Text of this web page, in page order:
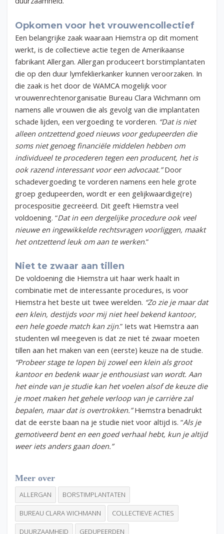
Opkomen voor het vrouwencollectief
Een belangrijke zaak waaraan Hiemstra op dit moment
werkt, is de collectieve actie tegen de Amerikaanse
fabrikant Allergan. Allergan produceert borstimplantaten
die op den duur lymfeklierkanker kunnen veroorzaken. In
die zaak is het door de WAMCA mogelijk voor
vrouwenrechtenorganisatie Bureau Clara Wichmann om
namens alle vrouwen die als gevolg van die implantaten
schade lijden, een vergoeding te vorderen. “Dat is niet
alleen ontzettend goed nieuws voor gedupeerden die
soms niet genoeg financiële middelen hebben om
individueel te procederen tegen een producent, het is
ook razend interessant voor een advocaat.”Door
schadevergoeding te vorderen namens een hele grote
groep gedupeerden, wordt er een gelijkwaardige(re)
procespositie gecreëerd. Dit geeft Hiemstra veel
voldoening. “Dat in een dergelijke procedure ook veel
nieuwe en ingewikkelde rechtsvragen voorliggen, maakt
het ontzettend leuk om aan te werken.”
Niet te zwaar aan tillen
De voldoening die Hiemstra uit haar werk haalt in
combinatie met de interessante procedures, is voor
Hiemstra het beste uit twee werelden. “Zo zie je maar dat
een klein, destijds voor mij niet heel bekend kantoor,
een hele goede match kan zijn.” Iets wat Hiemstra aan
studenten wil meegeven is dat ze niet té zwaar moeten
tillen aan het maken van een (eerste) keuze na de studie.
“Probeer stage te lopen bij zowel een klein als groot
kantoor en bedenk waar je enthousiast van wordt. Aan
het einde van je studie kan het voelen alsof de keuze die
je moet maken het gehele verloop van je carrière zal
bepalen, maar dat is overtrokken.”Hiemstra benadrukt
dat de eerste baan na je studie niet voor altijd is. “Als je
gemotiveerd bent en een goed verhaal hebt, kun je altijd
weer iets anders gaan doen.”
Meer over
ALLERGAN BORSTIMPLANTATEN
BUREAU CLARA WICHMANN COLLECTIEVE ACTIES
DUURZAAMHEID GEDUPEERDEN